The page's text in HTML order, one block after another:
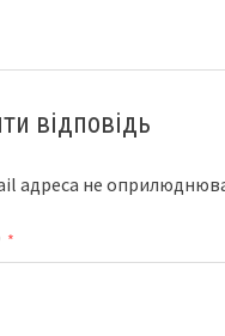
відповідь
адреса не
*